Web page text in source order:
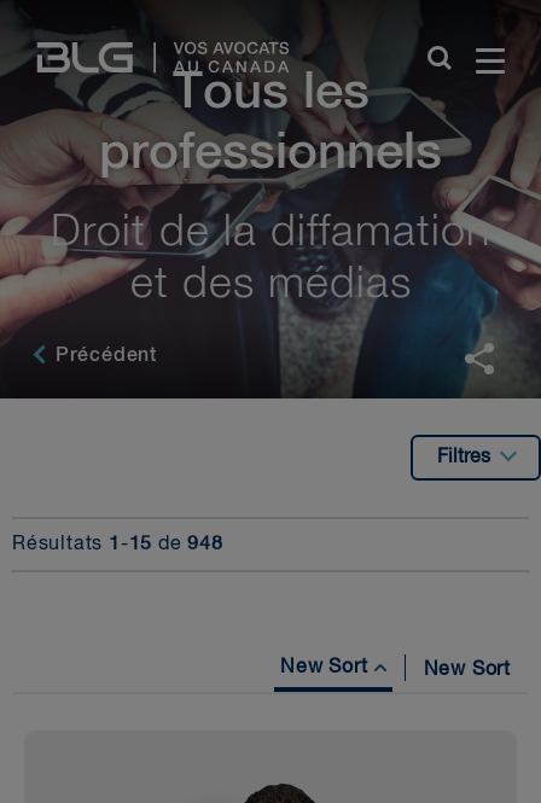
Links
Tous les
professionnels
Droit de la diffamation
et des médias
Précédent
Filtres
Résultats 1 -15 de948
New Sort New Sort